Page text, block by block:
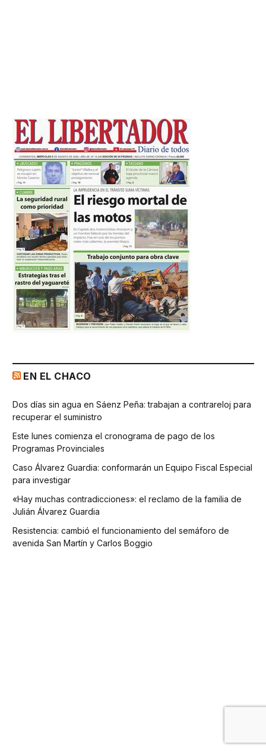
EN EL CHACO
Dos días sin agua en Sáenz Peña: trabajan a contrareloj para
recuperar el suministro
Este lunes comienza el cronograma de pago de los
Programas Provinciales
Caso Álvarez Guardia: conformarán un Equipo Fiscal Especial
para investigar
«Hay muchas contradicciones»: el reclamo de la familia de
Julián Álvarez Guardia
Resistencia: cambió el funcionamiento del semáforo de
avenida San Martín y Carlos Boggio